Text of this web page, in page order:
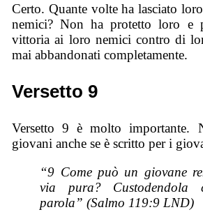
Certo. Quante volte ha lasciato
nemici? Non ha protetto loro e
vittoria ai loro nemici contro di
mai abbandonati completamente.
Versetto 9
Versetto 9 è molto
giovani anche se è scritto per i
“9 Come può un giovane
via pura?
parola” (Salmo 119:9 LND)